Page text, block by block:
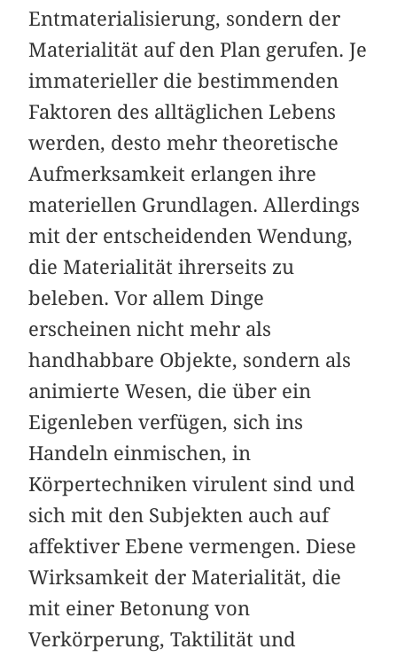
Entmaterialisierung, sondern der
Materialität auf den Plan gerufen. Je
immaterieller die bestimmenden
Faktoren des alltäglichen Lebens
werden, desto mehr theoretische
Aufmerksamkeit erlangen ihre
materiellen Grundlagen. Allerdings
mit der entscheidenden Wendung,
die Materialität ihrerseits zu
beleben. Vor allem Dinge
erscheinen nicht mehr als
handhabbare Objekte, sondern als
animierte Wesen, die über ein
Eigenleben verfügen, sich ins
Handeln einmischen, in
Körpertechniken virulent sind und
sich mit den Subjekten auch auf
affektiver Ebene vermengen. Diese
Wirksamkeit der Materialität, die
mit einer Betonung von
Verkörperung, Taktilität und